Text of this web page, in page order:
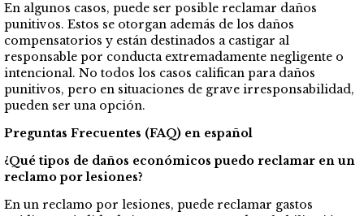
En algunos casos, puede ser posible reclamar daños
punitivos. Estos se otorgan además de los daños
compensatorios y están destinados a castigar al
responsable por conducta extremadamente negligente o
intencional. No todos los casos califican para daños
punitivos, pero en situaciones de grave irresponsabilidad,
pueden ser una opción.
Preguntas Frecuentes (FAQ) en español
¿Qué tipos de daños económicos puedo reclamar en un
reclamo por lesiones?
En un reclamo por lesiones, puede reclamar gastos